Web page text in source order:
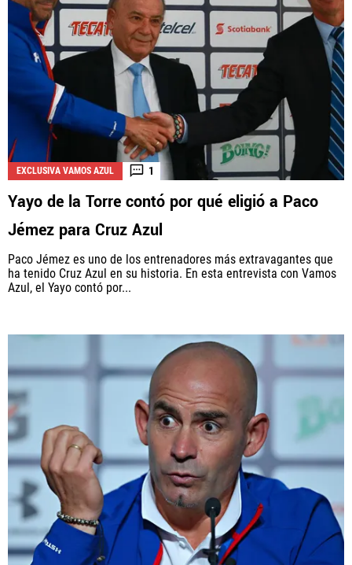
EXCLUSIVA VAMOS AZUL 1
Yayo de la Torre contó por qué eligió a Paco
Jémez para Cruz Azul
Paco Jémez es uno de los entrenadores más extravagantes que
ha tenido Cruz Azul en su historia. En esta entrevista con Vamos
Azul, el Yayo contó por...